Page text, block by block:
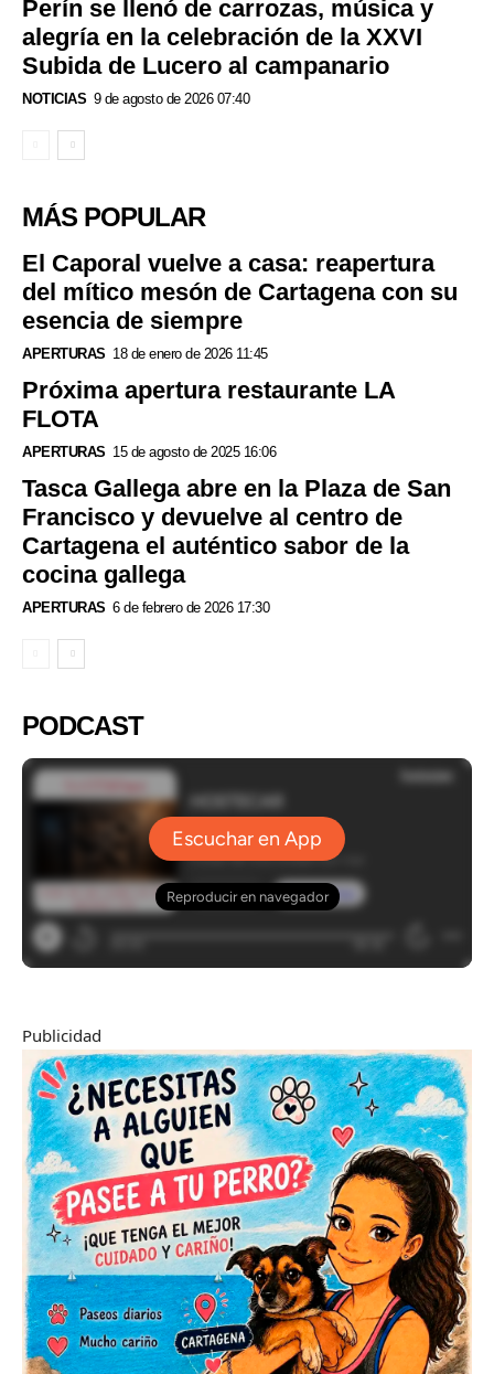
Perín se llenó de carrozas, música y
alegría en la celebración de la XXVI
Subida de Lucero al campanario
NOTICIAS 9 de agosto de 2026 07:40
MÁS POPULAR
El Caporal vuelve a casa: reapertura
del mítico mesón de Cartagena con su
esencia de siempre
APERTURAS 18 de enero de 2026 11:45
Próxima apertura restaurante LA
FLOTA
APERTURAS 15 de agosto de 2025 16:06
Tasca Gallega abre en la Plaza de San
Francisco y devuelve al centro de
Cartagena el auténtico sabor de la
cocina gallega
APERTURAS 6 de febrero de 2026 17:30
PODCAST
Publicidad